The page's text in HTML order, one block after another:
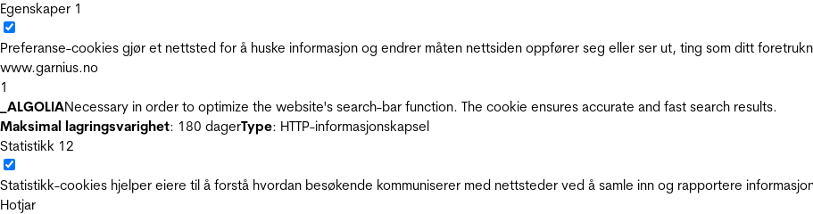
Egenskaper 1
Preferanse-cookies gjør et nettsted for å huske informasjon og endrer måten nettsiden oppfører seg eller ser ut, ting som ditt
www.garnius.no
1
_ALGOLIANecessary in order to optimize the website's search-bar function. The cookie ensures accurate and fast search results.
Maksimal lagringsvarighet: 180 dagerType: HTTP-informasjonskapsel
Statistikk 12
Statistikk-cookies hjelper eiere til å forstå hvordan besøkende kommuniserer med nettsteder ved å samle inn og rapportere
Hotjar